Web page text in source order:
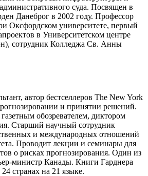
суда. Посвящен в
Данеброг в 2002 году. Профессор
Оксфордском университете, первый
в Университетском центре
сотрудник Колледжа Св. Анны
автор бестселлеров The New York
и принятии решений.
обозревателем, диктором
Старший научный сотрудник
и международных отношений
Проводит лекции и семинары для
о рисках прогнозирования. Один из
министр Канады. Книги Гарднера
странах на 21 языке.